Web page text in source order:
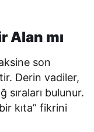
Alan mı
son
Derin vadiler,
sıraları bulunur.
kıta” fikrini